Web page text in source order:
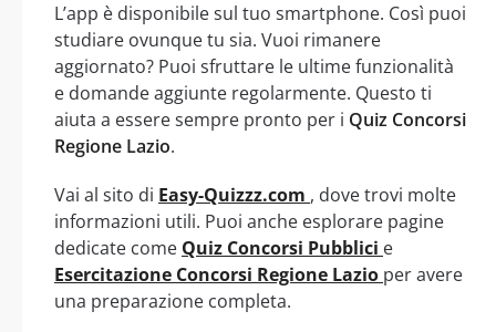
L’app è disponibile sul tuo smartphone. Così puoi
studiare ovunque tu sia. Vuoi rimanere
aggiornato? Puoi sfruttare le ultime funzionalità
e domande aggiunte regolarmente. Questo ti
aiuta a essere sempre pronto per i Quiz Concorsi
Regione Lazio.
Vai al sito di Easy-Quizzz.com , dove trovi molte
informazioni utili. Puoi anche esplorare pagine
dedicate come Quiz Concorsi Pubblici e
Esercitazione Concorsi Regione Lazio per avere
una preparazione completa.